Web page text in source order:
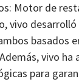
Motor de
vivo
basados
vivo
para